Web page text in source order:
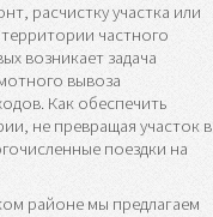
расчистку участка или
частного
возникает задача
вывоза
Как обеспечить
не превращая участок в
поездки на
районе мы предлагаем